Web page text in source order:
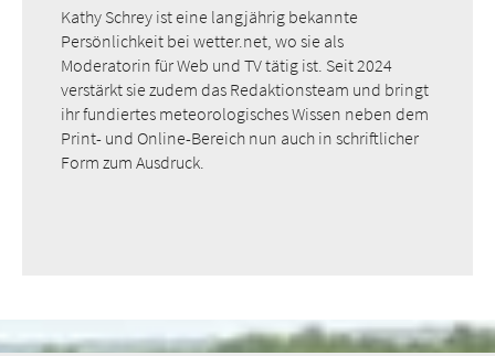
Kathy Schrey ist eine langjährig bekannte
Persönlichkeit bei wetter.net, wo sie als
Moderatorin für Web und TV tätig ist. Seit 2024
verstärkt sie zudem das Redaktionsteam und bringt
ihr fundiertes meteorologisches Wissen neben dem
Print- und Online-Bereich nun auch in schriftlicher
Form zum Ausdruck.